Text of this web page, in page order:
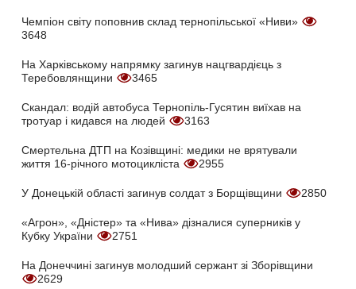
Чемпіон світу поповнив склад тернопільської «Ниви»
3648
На Харківському напрямку загинув нацгвардієць з
Теребовлянщини
3465
Скандал: водій автобуса Тернопіль-Гусятин виїхав на
тротуар і кидався на людей
3163
Смертельна ДТП на Козівщині: медики не врятували
життя 16-річного мотоцикліста
2955
У Донецькій області загинув солдат з Борщівщини 2850
«Агрон», «Дністер» та «Нива» дізналися суперників у
Кубку України
2751
На Донеччині загинув молодший сержант зі Зборівщини
2629